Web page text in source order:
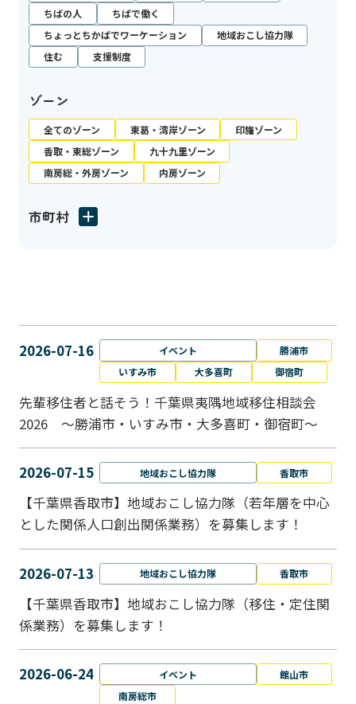
ちばの人
ちばで働く
ちょっとちかばでワーケーション
地域おこし協力隊
住む
支援制度
ゾーン
全てのゾーン 東葛・湾岸ゾーン
印旛ゾーン
香取・東総ゾーン
九十九里ゾーン
南房総・外房ゾーン
内房ゾーン
市町村
2026-07-16 イベント
勝浦市
いすみ市
大多喜町 御宿町
先輩移住者と話そう！千葉県夷隅地域移住相談会
2026 ～勝浦市・いすみ市・大多喜町・御宿町～
2026-07-15 地域おこし協力隊 香取市
【千葉県香取市】地域おこし協力隊（若年層を中心
とした関係人口創出関係業務）を募集します！
2026-07-13 地域おこし協力隊 香取市
【千葉県香取市】地域おこし協力隊（移住・定住関
係業務）を募集します！
2026-06-24 イベント
館山市
南房総市